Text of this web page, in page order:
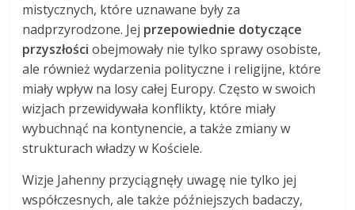
mistycznych, które uznawane były za
nadprzyrodzone. Jej przepowiednie dotyczące
przyszłości obejmowały nie tylko sprawy osobiste,
ale również wydarzenia polityczne i religijne, które
miały wpływ na losy całej Europy. Często w swoich
wizjach przewidywała konflikty, które miały
wybuchnąć na kontynencie, a także zmiany w
strukturach władzy w Kościele.
Wizje Jahenny przyciągnęły uwagę nie tylko jej
współczesnych, ale także późniejszych badaczy,